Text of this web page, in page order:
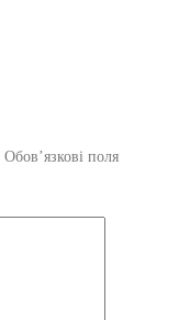
Обов’язкові поля